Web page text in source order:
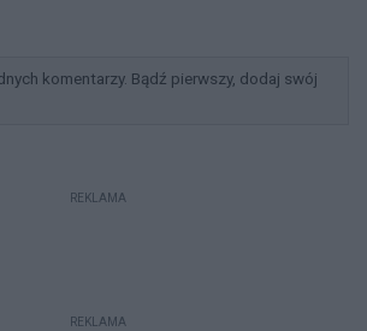
komentarzy. Bądź pierwszy, dodaj swój
REKLAMA
REKLAMA